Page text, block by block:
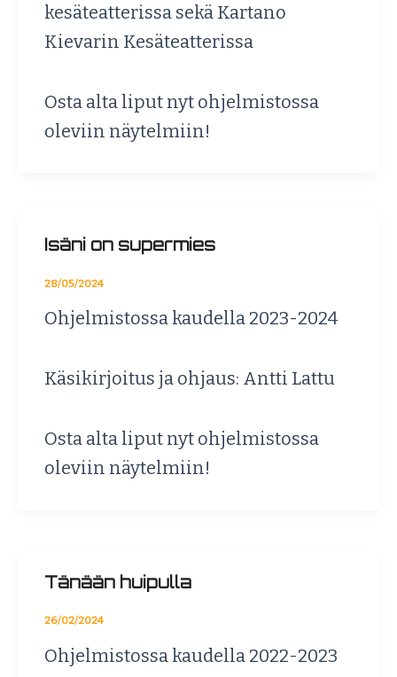
kesäteatterissa sekä Kartano
Kievarin Kesäteatterissa
Osta alta liput nyt ohjelmistossa
oleviin näytelmiin!
Isäni on supermies
28/05/2024
Ohjelmistossa kaudella 2023-2024
Käsikirjoitus ja ohjaus: Antti Lattu
Osta alta liput nyt ohjelmistossa
oleviin näytelmiin!
Tänään huipulla
26/02/2024
Ohjelmistossa kaudella 2022-2023